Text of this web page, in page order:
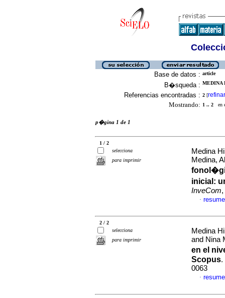
Base de datos : article
B�squeda : MEDINA
Referencias encontradas : 2 [refinar
Mostrando: 1 .. 2 en
p�gina 1 de 1
1 / 2
selecciona
para imprimir
Medina
Medina,
inicial:
InveCom
·
2 / 2
selecciona
para imprimir
Medina
and Nina
en el
Scopus.
0063
·